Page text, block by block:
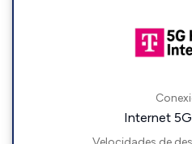
Internet